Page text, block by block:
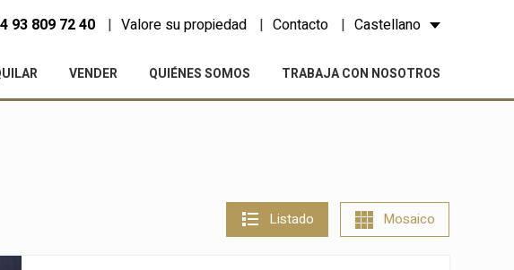
93 809 72 40 Valore su propiedad Contacto Castellano
VENDER QUIÉNES SOMOS TRABAJA CON NOSOTROS
Listado Mosaico